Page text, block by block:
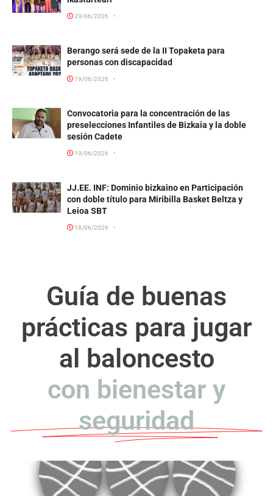
29/06/2026
Berango será sede de la II Topaketa para
personas con discapacidad
19/06/2026
Convocatoria para la concentración de las
preselecciones Infantiles de Bizkaia y la doble
sesión Cadete
19/06/2026
JJ.EE. INF: Dominio bizkaino en Participación
con doble título para Miribilla Basket Beltza y
Leioa SBT
18/06/2026
Guía de buenas
prácticas para jugar
al baloncesto
con bienestar y
seguridad